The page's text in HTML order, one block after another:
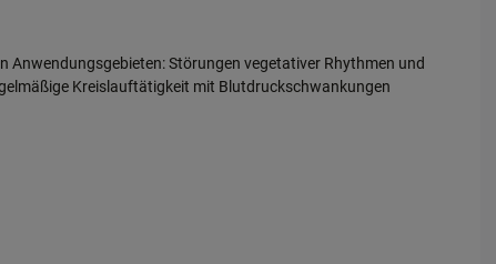
Störungen vegetativer Rhythmen und
Kreislauftätigkeit mit Blutdruckschwankungen